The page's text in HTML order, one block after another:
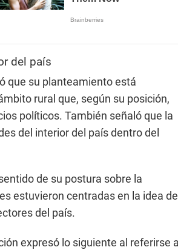
del país
que su planteamiento está
rural que, según su posición,
políticos. También señaló que la
del interior del país dentro del
de su postura sobre la
estuvieron centradas en la idea de
del país.
expresó lo siguiente al referirse a